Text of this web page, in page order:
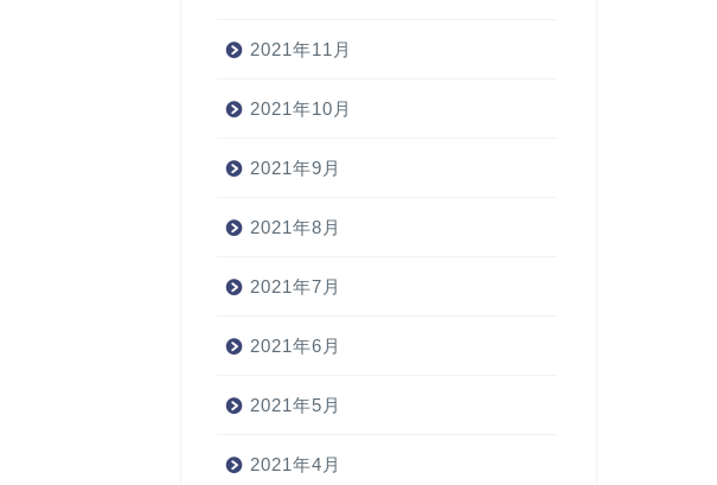
2021年11月
2021年10月
2021年9月
2021年8月
2021年7月
2021年6月
2021年5月
2021年4月